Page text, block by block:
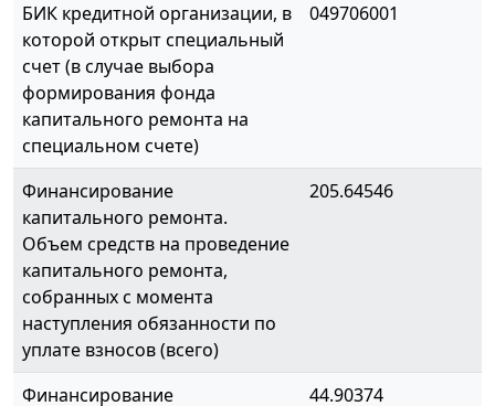
БИК кредитной организации, в
которой открыт специальный
счет (в случае выбора
формирования фонда
капитального ремонта на
специальном счете)
049706001
Финансирование
капитального ремонта.
Объем средств на проведение
капитального ремонта,
собранных с момента
наступления обязанности по
уплате взносов (всего)
205.64546
Финансирование
44.90374